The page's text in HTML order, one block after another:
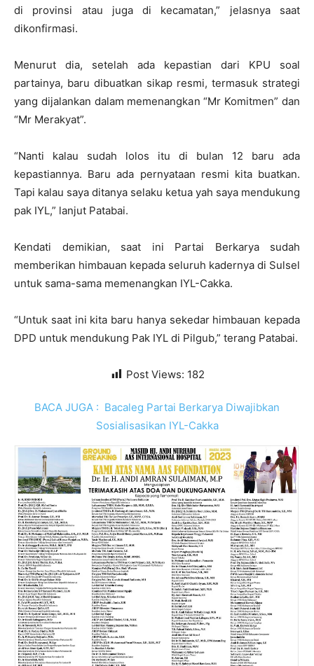
di provinsi atau juga di kecamatan,” jelasnya saat
dikonfirmasi.
Menurut dia, setelah ada kepastian dari KPU soal
partainya, baru dibuatkan sikap resmi, termasuk strategi
yang dijalankan dalam memenangkan “Mr Komitmen” dan
“Mr Merakyat”.
“Nanti kalau sudah lolos itu di bulan 12 baru ada
kepastiannya. Baru ada pernyataan resmi kita buatkan.
Tapi kalau saya ditanya selaku ketua yah saya mendukung
pak IYL,” lanjut Patabai.
Kendati demikian, saat ini Partai Berkarya sudah
memberikan himbauan kepada seluruh kadernya di Sulsel
untuk sama-sama memenangkan IYL-Cakka.
“Untuk saat ini kita baru hanya sekedar himbauan kepada
DPD untuk mendukung Pak IYL di Pilgub,” terang Patabai.
Post Views: 182
BACA JUGA : Bacaleg Partai Berkarya Diwajibkan
Sosialisasikan IYL-Cakka